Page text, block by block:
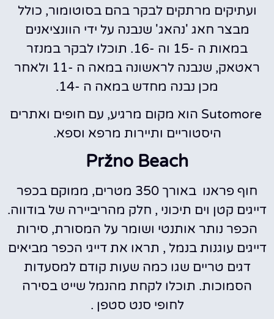
ועתיקים מרתקים לבקר בהם בסוטומור, כולל
מבצר חאג 'נהאג' שנבנה על ידי הוונציאנים
במאות ה -15 וה -16. תוכלו לבקר במנזר
ראטאק, שנבנה לראשונה במאה ה -11 ולאחר
מכן נבנה מחדש במאה ה -14.
Sutomore הוא מקום מרגיע, עם חופים ואתרים
היסטוריים ותיירות מרפא וספא.
Pržno Beach
חוף פראנו באורך 350 מטרים, ממוקם בכפר
דייגים קטן וים תיכוני , חלק מהריביירה של בודווה.
הכפר נותר אותנטי ושומר על המסורת, סירות
דייגים עוגנות בנמל , תראו את דייגי הכפר מביאים
דגים טריים שגו כמה שעות קודם למסעדות
הסמוכות. תוכלו לקחת מהנמל שייט בסירה
לחופי סנט סטפן .